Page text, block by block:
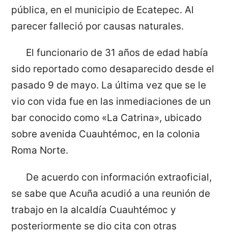
pública, en el municipio de Ecatepec. Al
parecer falleció por causas naturales.
El funcionario de 31 años de edad había
sido reportado como desaparecido desde el
pasado 9 de mayo. La última vez que se le
vio con vida fue en las inmediaciones de un
bar conocido como «La Catrina», ubicado
sobre avenida Cuauhtémoc, en la colonia
Roma Norte.
De acuerdo con información extraoficial,
se sabe que Acuña acudió a una reunión de
trabajo en la alcaldía Cuauhtémoc y
posteriormente se dio cita con otras